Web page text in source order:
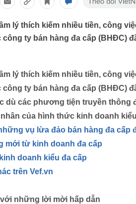
lý thích kiếm nhiều tiền, công
ty bán hàng đa cấp (BHĐC)
lý thích kiếm nhiều tiền, công
ty bán hàng đa cấp (BHĐC)
dù các phương tiện truyền
của hình thức kinh doanh
vụ lừa đảo bán hàng đa cấp
mới từ kinh doanh đa cấp
doanh kiểu đa cấp
trên Vef.vn
những lời mời hấp dẫn